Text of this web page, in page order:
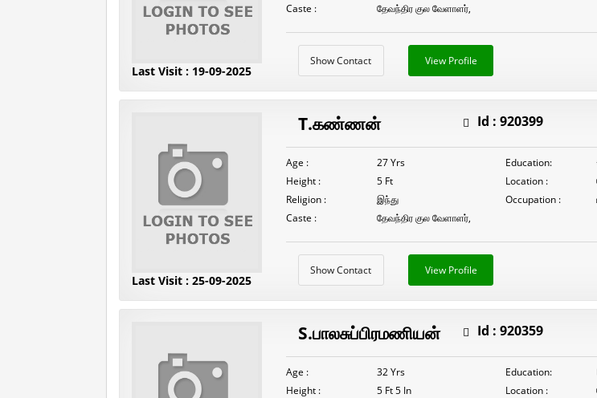
Last Visit : 19-09-2025
Caste :
தேவந்திர குல வேளாளர்,
Show Contact View Profile
Last Visit : 25-09-2025
T.கண்ணன் Id :920399
Age :
27 Yrs
Height :
5 Ft
Religion :
இந்து
Caste :
தேவந்திர குல வேளாளர்,
Education:
Location :
Occupation :
Show Contact View Profile
S.பாலசுப்பிரமணியன் Id :920359
Age :
32 Yrs
Height :
5 Ft 5 In
Education:
Location :